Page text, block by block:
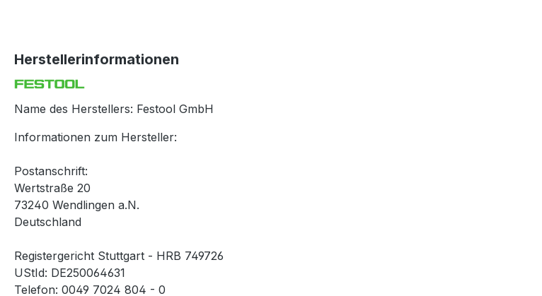
Herstellerinformationen
Name des Herstellers: Festool GmbH
Informationen zum Hersteller:
Postanschrift:
Wertstraße 20
73240 Wendlingen a.N.
Deutschland
Registergericht Stuttgart - HRB 749726
UStId: DE250064631
Telefon: 0049 7024 804 - 0